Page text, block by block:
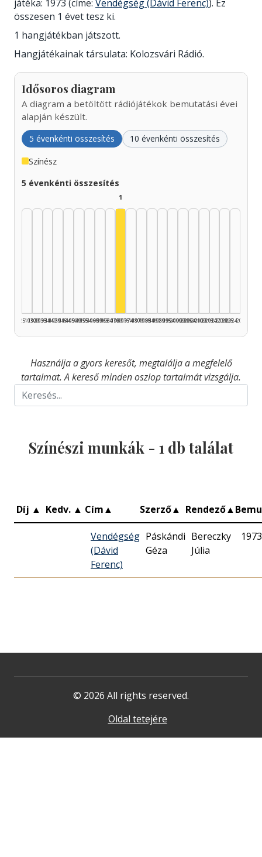
játéka: 1973 (címe: Vendégség (Dávid Ferenc)). Ez
összesen 1 évet tesz ki.
1 hangjátékban játszott.
Hangjátékainak társulata: Kolozsvári Rádió.
Idősoros diagram
A diagram a betöltött rádiójátékok bemutatási évei
alapján készült.
5 évenkénti összesítés 10 évenkénti összesítés
Színész
5 évenkénti összesítés
1925–1929
1930–1934
1935–1939
1940–1944
1945–1949
1950–1954
1955–1959
1960–1964
1965–1969
1
1970–1974
1975–1979
1980–1984
1985–1989
1990–1994
1995–1999
2000–2004
2005–2009
2010–2014
2015–2019
2020–2024
2025–2026
Használja a gyors keresőt, megtalálja a megfelelő
tartalmat. A kereső minden oszlop tartalmát vizsgálja.
Színészi munkák - 1 db találat
Díj ▲ Kedv. ▲ Cím▲ Szerző▲ Rendező▲
Vendégség
(Dávid
Ferenc)
Páskándi
Géza
Bereczky
Júlia
© 2026 All rights reserved.
Oldal tetejére